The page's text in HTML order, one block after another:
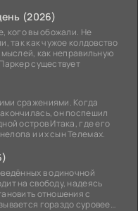
(2026)
кого вы обожали. Не
так как чужое колдовство
мыслей, как неправильную
существует
сражениями. Когда
он поспешил
остров Итака, где его
и их сын Телемах.
в одиночной
на свободу, надеясь
отношения с
гораздо суровее